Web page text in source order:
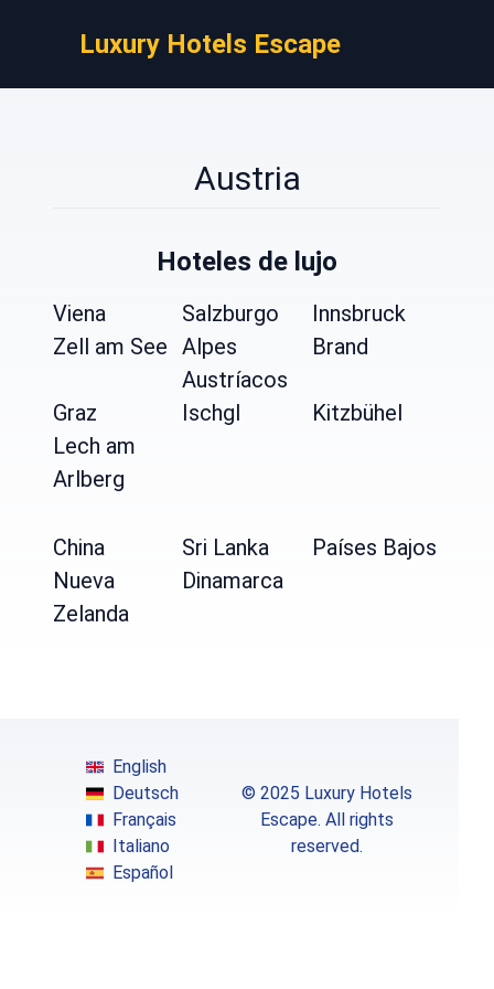
Luxury Hotels Escape
Austria
Hoteles de lujo
Viena Salzburgo
Innsbruck
Zell am See Alpes
Austríacos
Brand
Graz Ischgl
Kitzbühel
Lech am
Arlberg
China Sri Lanka
Países Bajos
Nueva
Zelanda
Dinamarca
English
Deutsch
Français
Italiano
Español
© 2025 Luxury Hotels
Escape. All rights
reserved.